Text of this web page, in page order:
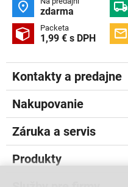
 zdarma 
 Packeta
1,99 € s DPH 
Kontakty a predajne
Nakupovanie
Záruka a servis
Produkty